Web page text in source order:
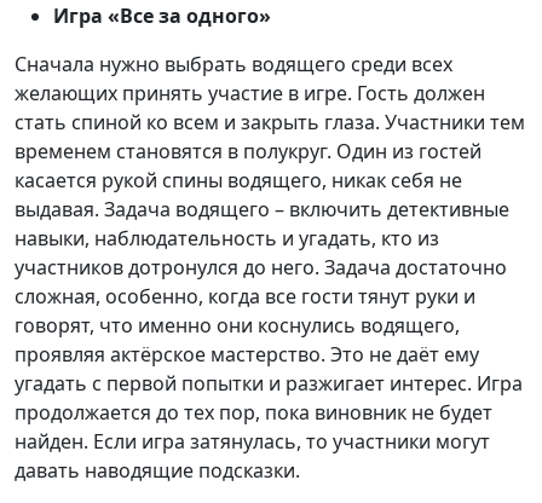
Игра «Все за одного»
Сначала нужно выбрать водящего среди всех
желающих принять участие в игре. Гость должен
стать спиной ко всем и закрыть глаза. Участники тем
временем становятся в полукруг. Один из гостей
касается рукой спины водящего, никак себя не
выдавая. Задача водящего – включить детективные
навыки, наблюдательность и угадать, кто из
участников дотронулся до него. Задача достаточно
сложная, особенно, когда все гости тянут руки и
говорят, что именно они коснулись водящего,
проявляя актёрское мастерство. Это не даёт ему
угадать с первой попытки и разжигает интерес. Игра
продолжается до тех пор, пока виновник не будет
найден. Если игра затянулась, то участники могут
давать наводящие подсказки.